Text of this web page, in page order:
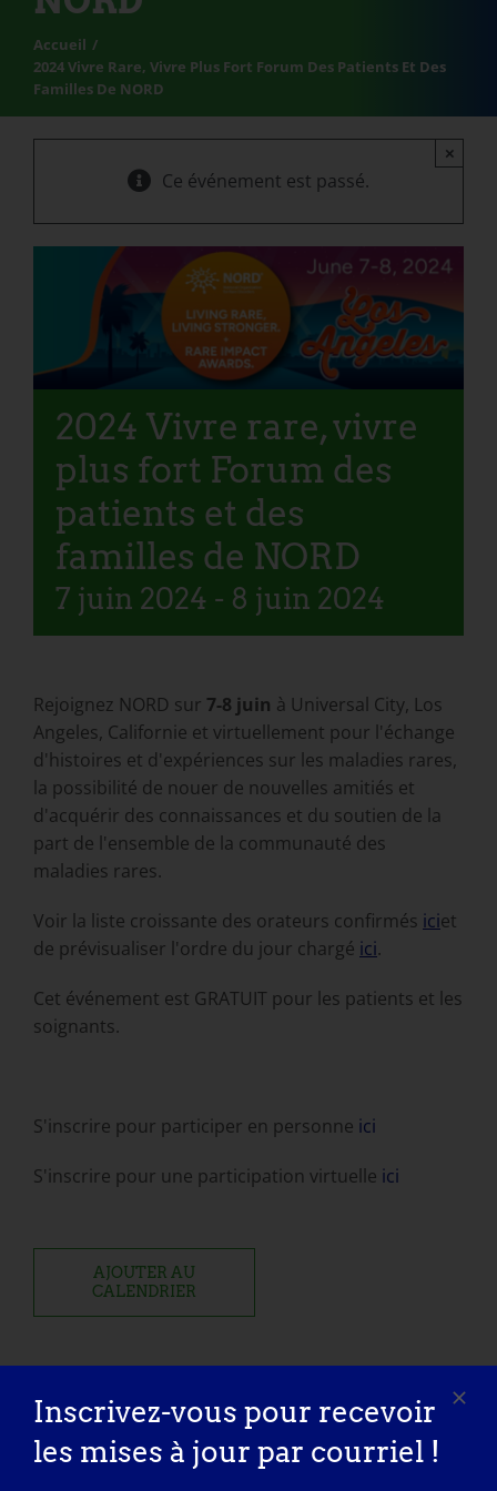
Accueil
2024 Vivre Rare, Vivre Plus Fort Forum Des Patients Et Des
Familles De NORD
Ce événement est passé.
×
2024 Vivre rare, vivre
plus fort Forum des
patients et des
familles de NORD
7 juin 2024 - 8 juin 2024
Rejoignez NORD sur 7-8 juin à Universal City, Los
Angeles, Californie et virtuellement pour l'échange
d'histoires et d'expériences sur les maladies rares,
la possibilité de nouer de nouvelles amitiés et
d'acquérir des connaissances et du soutien de la
part de l'ensemble de la communauté des
maladies rares.
Voir la liste croissante des orateurs confirmés iciet
de prévisualiser l'ordre du jour chargé ici.
Cet événement est GRATUIT pour les patients et les
soignants.
S'inscrire pour participer en personne ici
S'inscrire pour une participation virtuelle ici
AJOUTER AU
CALENDRIER
Partagez cette histoire,
Inscrivez-vous pour recevoir
les mises à jour par courriel !